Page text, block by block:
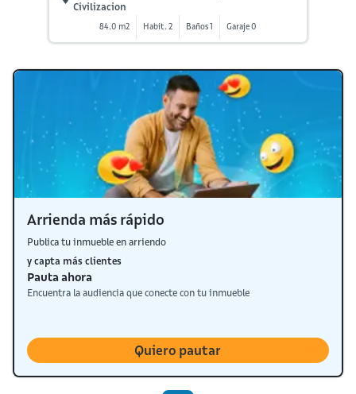
Civilizacion
84.0 m2 Habit. 2 Baños 1 Garaje 0
Arrienda más rápido
Publica tu inmueble en arriendo
y capta más clientes
Pauta ahora
Encuentra la audiencia que conecte con tu inmueble
Quiero pautar